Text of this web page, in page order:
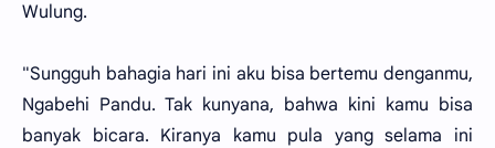
Wulung.
"Sungguh bahagia hari ini aku bisa bertemu denganmu,
Ngabehi Pandu. Tak kunyana, bahwa kini kamu bisa
banyak bicara. Kiranya kamu pula yang selama ini